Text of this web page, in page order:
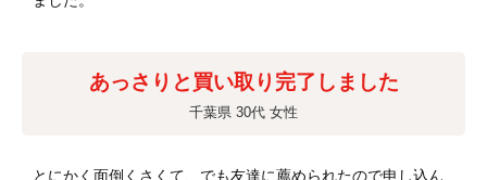
あっさりと買い取り完了しました
千葉県 30代 女性
とにかく面倒くさくて、でも友達に薦められたので申し込ん